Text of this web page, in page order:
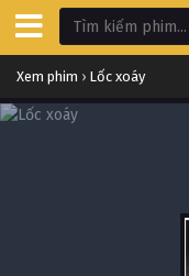
Xem phim › Lốc xoáy